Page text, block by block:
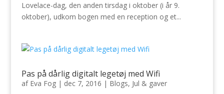
Lovelace-dag, den anden tirsdag i oktober (i år 9.
oktober), udkom bogen med en reception og et...
Pas på dårlig digitalt legetøj med Wifi
af Eva Fog| dec 7, 2016 | Blogs, Jul & gaver